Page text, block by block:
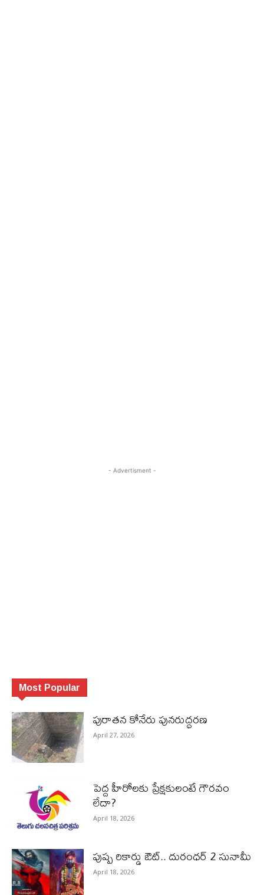
- Advertisment -
Most Popular
పురాత‌న కోనేరు పున‌రుద్ధ‌ర‌ణ
April 27, 2026
పెద్ద హీరోల‌కు ప్రేక్ష‌కులంటే గౌర‌వం
లేదా?
April 18, 2026
పుష్ప రికార్డు ఔట్‌.. దురంధ‌ర్ 2 సునామీ
April 18, 2026